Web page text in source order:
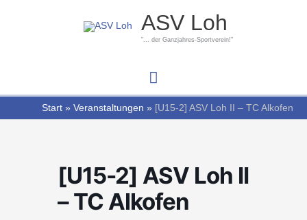
ASV Loh
"... der Ganzjahres-Sportverein!"
Hauptmenü
Start Veranstaltungen [U15-2] ASV Loh II – TC Alkofen
[U15-2] ASV Loh II
– TC Alkofen